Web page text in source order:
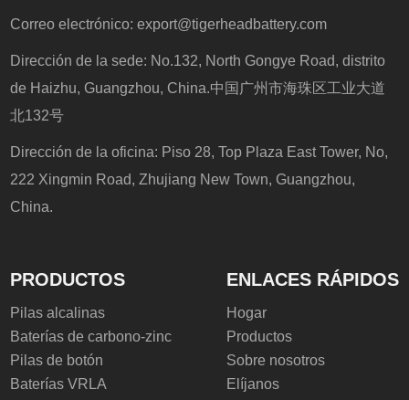
Correo electrónico:export@tigerheadbattery.com
Dirección de la sede: No.132, North Gongye Road, distrito
de Haizhu, Guangzhou, China.中国广州市海珠区工业大道
北132号
Dirección de la oficina: Piso 28, Top Plaza East Tower, No,
222 Xingmin Road, Zhujiang New Town, Guangzhou,
China.
PRODUCTOS
Pilas alcalinas
Baterías de carbono-zinc
Pilas de botón
Baterías VRLA
ENLACES RÁPIDOS
Hogar
Productos
Sobre nosotros
Elíjanos